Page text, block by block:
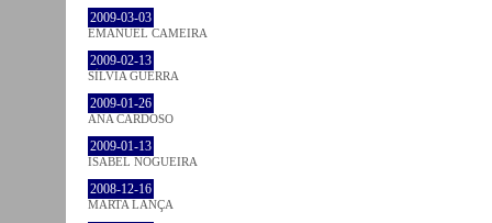
2009-03-03
EMANUEL CAMEIRA
2009-02-13
SÍLVIA GUERRA
2009-01-26
ANA CARDOSO
2009-01-13
ISABEL NOGUEIRA
2008-12-16
MARTA LANÇA